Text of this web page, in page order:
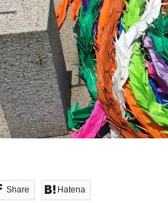
Share Hatena